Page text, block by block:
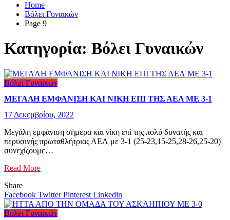
Home
Βόλει Γυναικών
Page 9
Κατηγορία: Βόλει Γυναικών
Βόλει Γυναικών
ΜΕΓΑΛΗ ΕΜΦΑΝΙΣΗ ΚΑΙ ΝΙΚΗ ΕΠΙ ΤΗΣ ΑΕΛ ΜΕ 3-1
17 Δεκεμβρίου, 2022
Μεγάλη εμφάνιση σήμερα και νίκη επί της πολύ δυνατής και
περυσινής πρωταθλήτριας ΑΕΛ με 3-1 (25-23,15-25,28-26,25-20)
συνεχίζουμε…
Read More
Share
Facebook TwitterPinterestLinkedin
Βόλει Γυναικών